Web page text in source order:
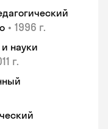
• 1996 г.
науки
г.